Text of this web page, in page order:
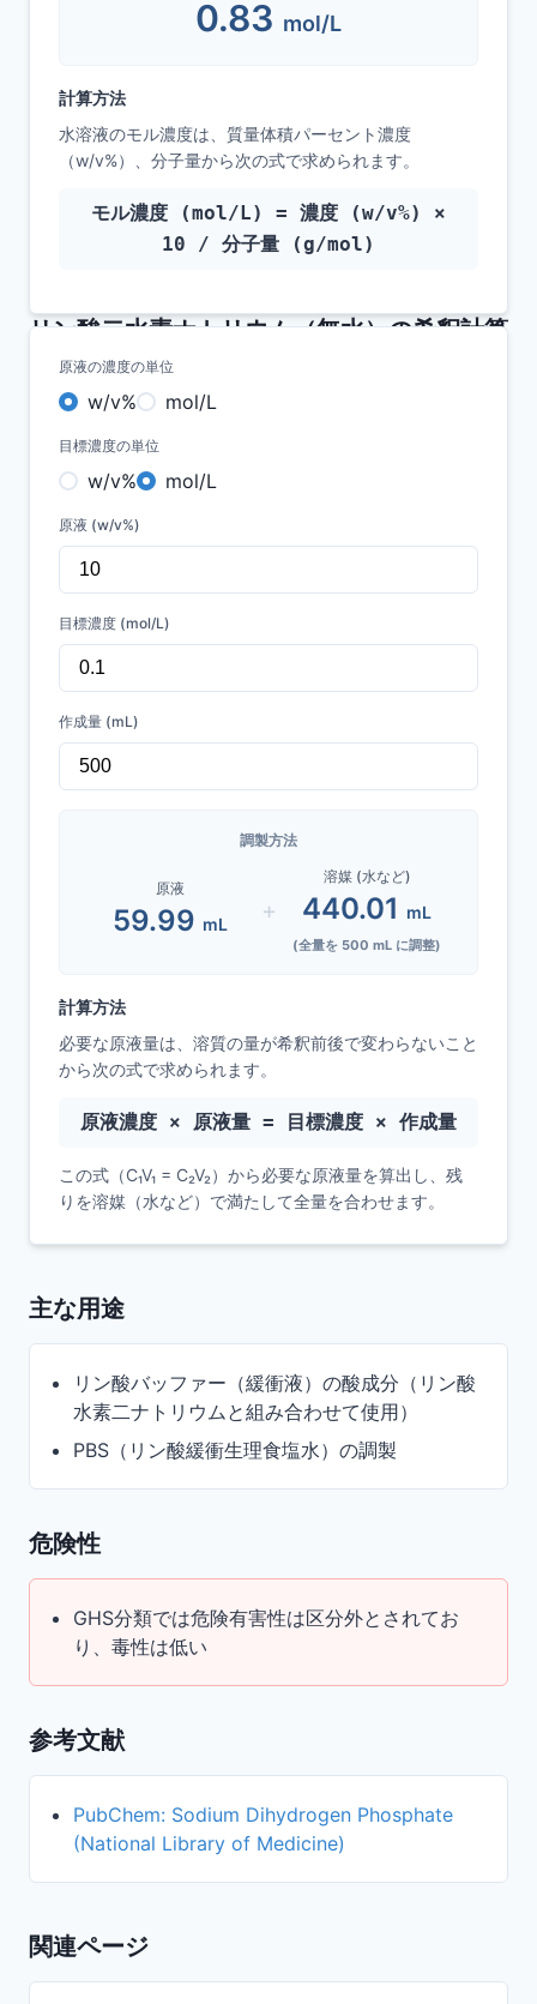
0.83 mol/L
計算方法
水溶液のモル濃度は、質量体積パーセント濃度
（w/v%）、分子量から次の式で求められます。
モル濃度 (mol/L) = 濃度 (w/v%) ×
10 / 分子量 (g/mol)
リン酸二水素ナトリウム（無水）の希釈計算
原液の濃度の単位
w/v% mol/L
目標濃度の単位
w/v% mol/L
原液 (w/v%)
目標濃度 (mol/L)
作成量 (mL)
調製方法
原液
59.99 mL +
溶媒 (水など)
440.01 mL
(全量を 500 mL に調整)
計算方法
必要な原液量は、溶質の量が希釈前後で変わらないこと
から次の式で求められます。
原液濃度 × 原液量 = 目標濃度 × 作成量
この式（C₁V₁ = C₂V₂）から必要な原液量を算出し、残
りを溶媒（水など）で満たして全量を合わせます。
主な用途
リン酸バッファー（緩衝液）の酸成分（リン酸
水素二ナトリウムと組み合わせて使用）
PBS（リン酸緩衝生理食塩水）の調製
危険性
GHS分類では危険有害性は区分外とされてお
り、毒性は低い
参考文献
PubChem: Sodium Dihydrogen Phosphate
(National Library of Medicine)
関連ページ
Excelを利用した在庫管理は効率が悪い
共有PCやバーコードリーダーを購入する初期
費用をゼロにしたい